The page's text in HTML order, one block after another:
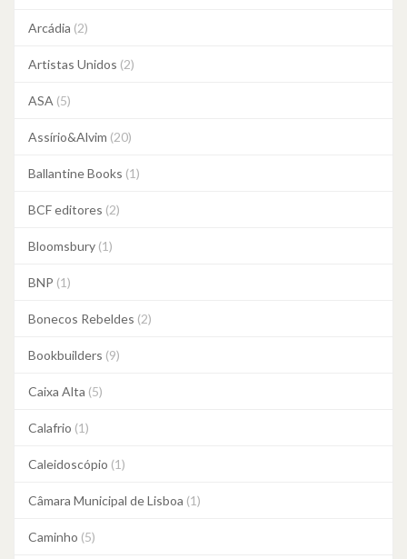
Arcádia (2)
Artistas Unidos (2)
ASA (5)
Assírio&Alvim (20)
Ballantine Books (1)
BCF editores (2)
Bloomsbury (1)
BNP (1)
Bonecos Rebeldes (2)
Bookbuilders (9)
Caixa Alta (5)
Calafrio (1)
Caleidoscópio (1)
Câmara Municipal de Lisboa (1)
Caminho (5)